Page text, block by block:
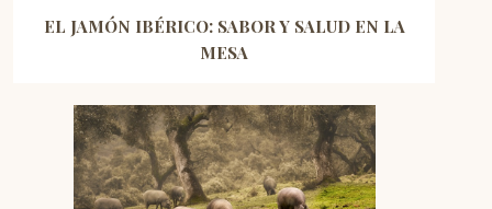
EL JAMÓN IBÉRICO: SABOR Y SALUD EN LA
MESA